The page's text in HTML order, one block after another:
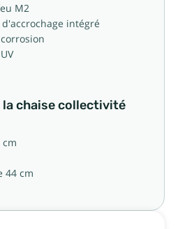
M2
intégré
la chaise collectivité
cm
44 cm